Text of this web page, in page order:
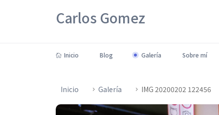
Carlos Gomez
Inicio Blog Galería Sobre mí
Inicio Galería IMG 20200202 122456